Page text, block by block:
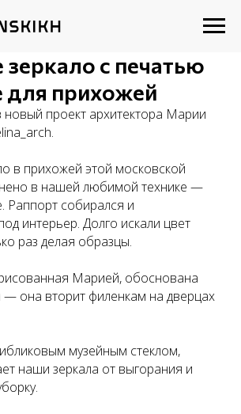
зеркало с печатью
для прихожей
новый проект архитектора Марии
в прихожей этой московской
в нашей любимой технике —
Раппорт собирался и
интерьер. Долго искали цвет
раз делая образцы.
Марией, обоснована
она вторит филенкам на дверцах
музейным стеклом,
наши зеркала от выгорания и